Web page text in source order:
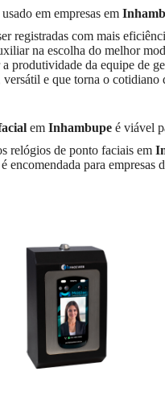
usado em empresas em
registradas com mais
na escolha do melhor
produtividade da equipe de
e que torna o
em Inhambupe é viável
relógios de ponto faciais em
é encomendada para empresas